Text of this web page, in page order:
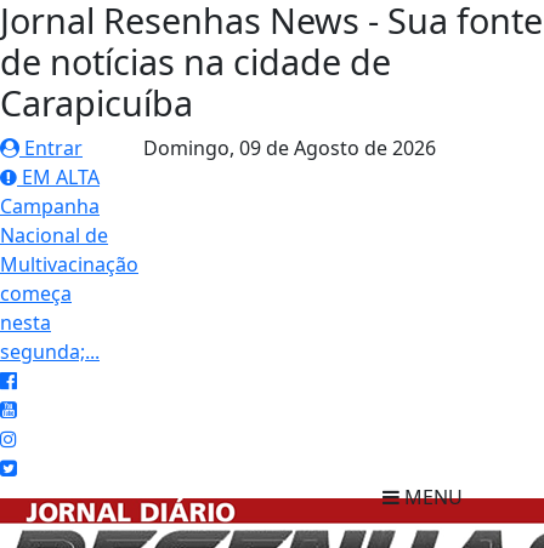
Jornal Resenhas News - Sua fonte
de notícias na cidade de
Carapicuíba
Entrar
EM ALTA
Campanha
Nacional de
Multivacinação
começa
nesta
segunda;...
Domingo, 09 de Agosto de 2026
MENU